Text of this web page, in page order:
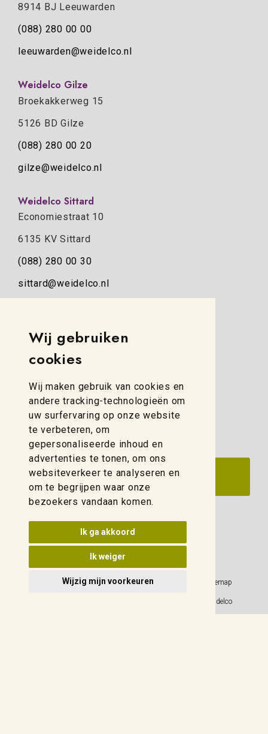
Wij gebruiken
cookies
Wij maken gebruik van cookies en
andere tracking-technologieën om
uw surfervaring op onze website
te verbeteren, om
gepersonaliseerde inhoud en
advertenties te tonen, om ons
websiteverkeer te analyseren en
om te begrijpen waar onze
bezoekers vandaan komen.
Ik ga akkoord
Ik weiger
Wijzig mijn voorkeuren
8914 BJ Leeuwarden
(088) 280 00 00
leeuwarden@weidelco.nl
Weidelco Gilze
Broekakkerweg 15
5126 BD Gilze
(088) 280 00 20
gilze@weidelco.nl
Weidelco Sittard
Economiestraat 10
6135 KV Sittard
(088) 280 00 30
sittard@weidelco.nl
Simon Stevinweg 8
8013 NB Zwolle
zwolle@weidelco.nl
Update cookies voorkeuren
Privacy Policy Sitemap
© 2026 Weidelco